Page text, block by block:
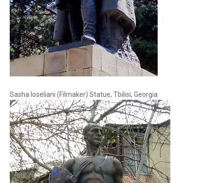
Sasha Ioseliani (Filmaker) Statue, Tbilisi, Georgia